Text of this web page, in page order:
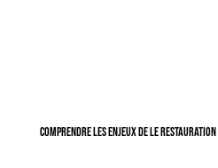
Comprendre les enjeux de le